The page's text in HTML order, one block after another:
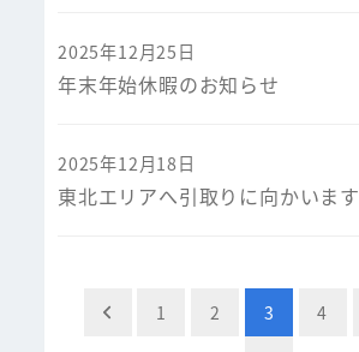
年末年始休暇のお知らせ
2025年12月25日
東北エリアへ引取りに向かいます
2025年12月18日
1 2 3 4